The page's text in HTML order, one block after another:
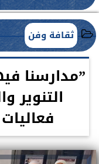
ثقافة وفن
”مدارسنا
التنوير